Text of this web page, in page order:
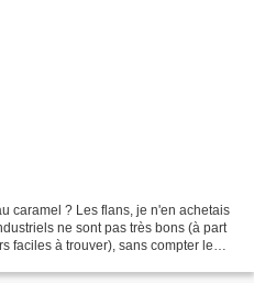
caramel ? Les flans, je n'en achetais
ne sont pas très bons (à part
faciles à trouver), sans compter le